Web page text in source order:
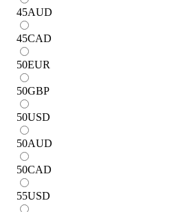
45AUD
45CAD
50EUR
50GBP
50USD
50AUD
50CAD
55USD